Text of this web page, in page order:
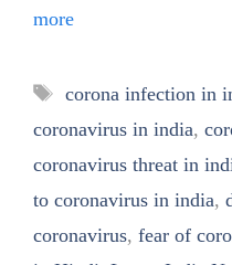
more
Tags
corona infection in
coronavirus in india,
coronavirus threat in
to coronavirus in india,
coronavirus, fear of